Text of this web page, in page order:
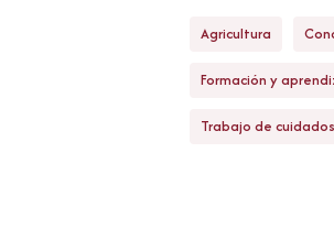
Agricultura
Formación y
Trabajo de cuidados